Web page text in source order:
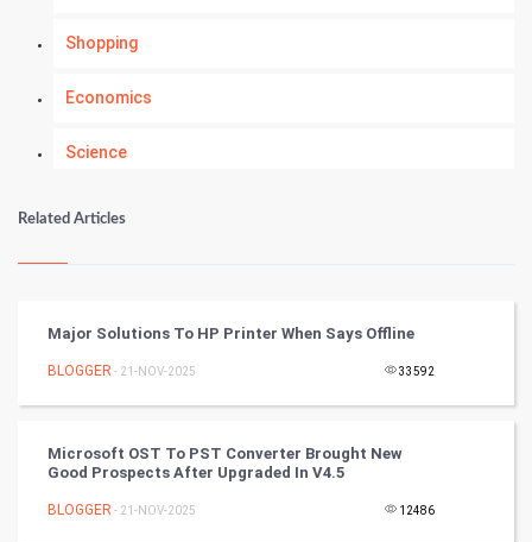
Shopping
Economics
Science
Numerology
Kundli Gyan
Nadi Astrology
Chinese Tarro Card
Related Articles
Major Solutions To HP Printer When Says Offline
BLOGGER - 21-NOV-2025 33592
Microsoft OST To PST Converter Brought New
Good Prospects After Upgraded In V4.5
BLOGGER - 21-NOV-2025 12486